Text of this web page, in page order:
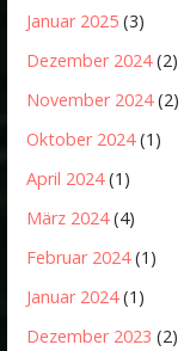
Januar 2025 (3)
Dezember 2024(2)
November 2024(2)
Oktober 2024(1)
April 2024(1)
März 2024(4)
Februar 2024(1)
Januar 2024(1)
Dezember 2023 (2)